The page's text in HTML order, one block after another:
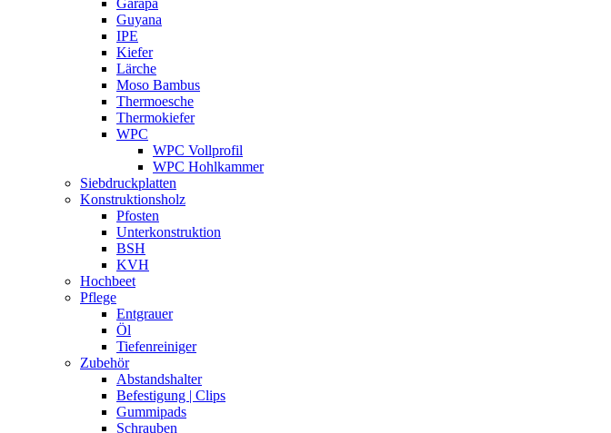
Garapa
Guyana
IPE
Kiefer
Lärche
Moso Bambus
Thermoesche
Thermokiefer
WPC
WPC Vollprofil
WPC Hohlkammer
Siebdruckplatten
Konstruktionsholz
Pfosten
Unterkonstruktion
BSH
KVH
Hochbeet
Pflege
Entgrauer
Öl
Tiefenreiniger
Zubehör
Abstandshalter
Befestigung | Clips
Gummipads
Schrauben